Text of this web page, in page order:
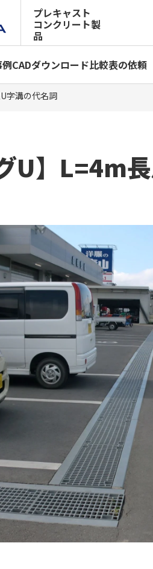
プレキャスト
コンクリート製
品
CADダウンロード比較表の依頼
字溝の代名詞
U】L=4m